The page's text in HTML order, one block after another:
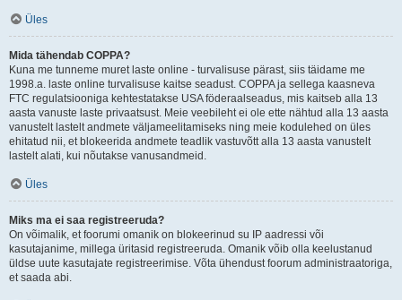
Üles
Mida tähendab COPPA?
Kuna me tunneme muret laste online - turvalisuse pärast, siis täidame me
1998.a. laste online turvalisuse kaitse seadust. COPPA ja sellega kaasneva
FTC regulatsiooniga kehtestatakse USA föderaalseadus, mis kaitseb alla 13
aasta vanuste laste privaatsust. Meie veebileht ei ole ette nähtud alla 13 aasta
vanustelt lastelt andmete väljameelitamiseks ning meie kodulehed on üles
ehitatud nii, et blokeerida andmete teadlik vastuvõtt alla 13 aasta vanustelt
lastelt alati, kui nõutakse vanusandmeid.
Üles
Miks ma ei saa registreeruda?
On võimalik, et foorumi omanik on blokeerinud su IP aadressi või
kasutajanime, millega üritasid registreeruda. Omanik võib olla keelustanud
üldse uute kasutajate registreerimise. Võta ühendust foorum administraatoriga,
et saada abi.